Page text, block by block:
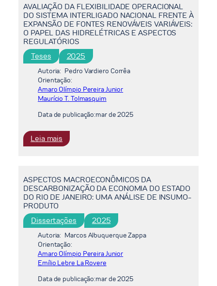
PARA
SELEÇÃO
INICIAL
DO
AQUÍFERO
de
Monte
Carlo
para
a
estimativa
e
previsão
de
emissões
de
efeito
reservatórios
utilizando
dados
AVALIAÇÃO DA FLEXIBILIDADE OPERACIONAL
DO SISTEMA INTERLIGADO NACIONAL FRENTE À
EXPANSÃO DE FONTES RENOVÁVEIS VARIÁVEIS:
O PAPEL DAS HIDRELÉTRICAS E ASPECTOS
REGULATÓRIOS
Teses 2025
Autoria: Pedro Vardiero Corrêa
Orientação:
Amaro Olímpio Pereira Junior
Maurício T. Tolmasquim
Data de publicação:mar de 2025
Leia mais
AVALIAÇÃO
OPERACIONAL
DO
SISTEMA
INTERLIGADO
NACIONAL
FRENTE
À
EXPANSÃO
DE
FONTES
ASPECTOS MACROECONÔMICOS DA
DESCARBONIZAÇÃO DA ECONOMIA DO ESTADO
DO RIO DE JANEIRO: UMA ANÁLISE DE INSUMO-
PRODUTO
Dissertações 2025
Autoria: Marcos Albuquerque Zappa
Orientação:
Amaro Olímpio Pereira Junior
Emílio Lebre La Rovere
Data de publicação:mar de 2025